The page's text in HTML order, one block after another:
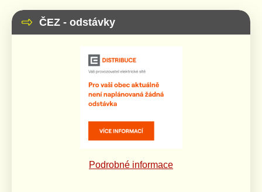
ČEZ - odstávky
Podrobné informace